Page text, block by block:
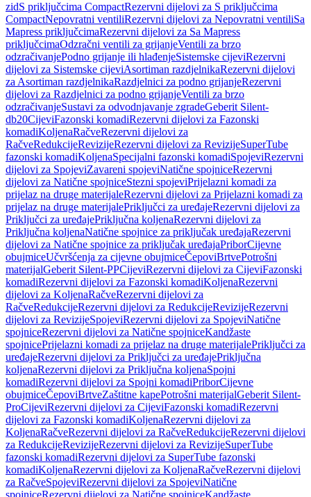
zidS priključcima CompactRezervni dijelovi za S priključcima
CompactNepovratni ventiliRezervni dijelovi za Nepovratni ventiliSa
Mapress priključcimaRezervni dijelovi za Sa Mapress
priključcimaOdzračni ventili za grijanjeVentili za brzo
odzračivanjePodno grijanje ili hlađenjeSistemske cijeviRezervni
dijelovi za Sistemske cijeviAsortiman razdjelnikaRezervni dijelovi
za Asortiman razdjelnikaRazdjelnici za podno grijanjeRezervni
dijelovi za Razdjelnici za podno grijanjeVentili za brzo
odzračivanjeSustavi za odvodnjavanje zgradeGeberit Silent-
db20CijeviFazonski komadiRezervni dijelovi za Fazonski
komadiKoljenaRačveRezervni dijelovi za
RačveRedukcijeRevizijeRezervni dijelovi za RevizijeSuperTube
fazonski komadiKoljenaSpecijalni fazonski komadiSpojeviRezervni
dijelovi za SpojeviZavareni spojeviNatične spojniceRezervni
dijelovi za Natične spojniceStezni spojeviPrijelazni komadi za
prijelaz na druge materijaleRezervni dijelovi za Prijelazni komadi za
prijelaz na druge materijalePriključci za uređajeRezervni dijelovi za
Priključci za uređajePriključna koljenaRezervni dijelovi za
Priključna koljenaNatične spojnice za priključak uređajaRezervni
dijelovi za Natične spojnice za priključak uređajaPriborCijevne
obujmiceUčvršćenja za cijevne obujmiceČepoviBrtvePotrošni
materijalGeberit Silent-PPCijeviRezervni dijelovi za CijeviFazonski
komadiRezervni dijelovi za Fazonski komadiKoljenaRezervni
dijelovi za KoljenaRačveRezervni dijelovi za
RačveRedukcijeRezervni dijelovi za RedukcijeRevizijeRezervni
dijelovi za RevizijeSpojeviRezervni dijelovi za SpojeviNatične
spojniceRezervni dijelovi za Natične spojniceKandžaste
spojnicePrijelazni komadi za prijelaz na druge materijalePriključci za
uređajeRezervni dijelovi za Priključci za uređajePriključna
koljenaRezervni dijelovi za Priključna koljenaSpojni
komadiRezervni dijelovi za Spojni komadiPriborCijevne
obujmiceČepoviBrtveZaštitne kapePotrošni materijalGeberit Silent-
ProCijeviRezervni dijelovi za CijeviFazonski komadiRezervni
dijelovi za Fazonski komadiKoljenaRezervni dijelovi za
KoljenaRačveRezervni dijelovi za RačveRedukcijeRezervni dijelovi
za RedukcijeRevizijeRezervni dijelovi za RevizijeSuperTube
fazonski komadiRezervni dijelovi za SuperTube fazonski
komadiKoljenaRezervni dijelovi za KoljenaRačveRezervni dijelovi
za RačveSpojeviRezervni dijelovi za SpojeviNatične
spojniceRezervni dijelovi za Natične spojniceKandžaste